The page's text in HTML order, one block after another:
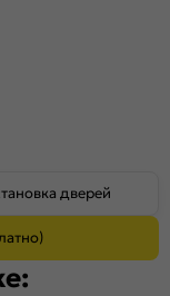
дверей